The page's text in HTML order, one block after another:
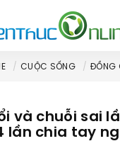
CUỘC SỐNG ĐỒNG
và chuỗi sai
lần chia tay